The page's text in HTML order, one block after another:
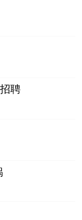
聘